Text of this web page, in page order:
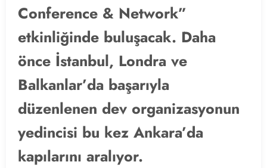
Conference & Network”
etkinliğinde buluşacak. Daha
önce İstanbul, Londra ve
Balkanlar’da başarıyla
düzenlenen dev organizasyonun
yedincisi bu kez Ankara’da
kapılarını aralıyor.